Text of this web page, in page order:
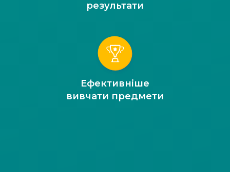
результати
Ефективніше
вивчати предмети